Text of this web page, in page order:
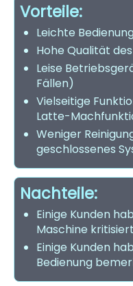
Vorteile:
Leichte Bedienung
Hohe Qualität
Leise
Fällen)
Vielseitige
Latte-
Weniger
geschlossenes
Nachteile:
Einige Kunden
Maschine kritisiert
Einige Kunden
Bedienung